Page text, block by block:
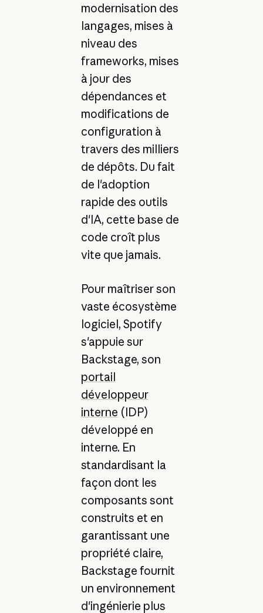
modernisation des
langages, mises à
niveau des
frameworks, mises
à jour des
dépendances et
modifications de
configuration à
travers des milliers
de dépôts. Du fait
de l'adoption
rapide des outils
d'IA, cette base de
code croît plus
vite que jamais.
Pour maîtriser son
vaste écosystème
logiciel, Spotify
s'appuie sur
Backstage, son
portail
développeur
interne (IDP)
développé en
interne. En
standardisant la
façon dont les
composants sont
construits et en
garantissant une
propriété claire,
Backstage fournit
un environnement
d'ingénierie plus